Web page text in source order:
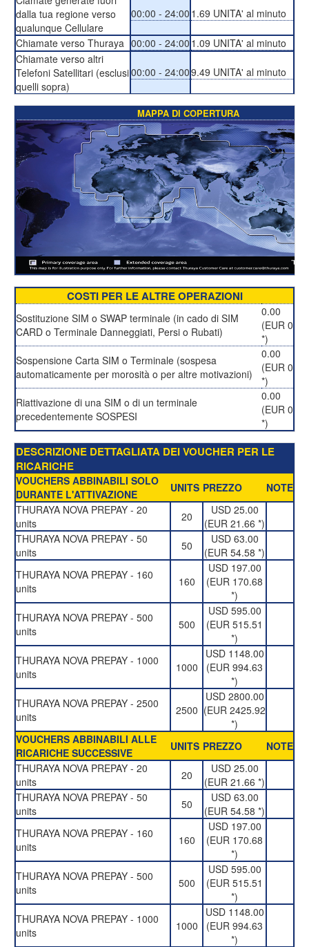
dalla tua regione verso
qualunque Cellulare
00:00 - 24:00 1.69 UNITA' al minuto
Chiamate verso Thuraya 00:00 - 24:00 1.09 UNITA' al minuto
Chiamate verso altri
Telefoni Satellitari (esclusi
quelli sopra)
00:00 - 24:009.49 UNITA' al minuto
MAPPA DI COPERTURA
COSTI PER LE ALTRE OPERAZIONI
Sostituzione SIM o SWAP terminale (in cado di SIM
CARD o Terminale Danneggiati, Persi o Rubati)
0.00
(EUR 0
*)
Sospensione Carta SIM o Terminale (sospesa
automaticamente per morosità o per altre motivazioni)
0.00
(EUR 0
*)
Riattivazione di una SIM o di un terminale
precedentemente SOSPESI
0.00
(EUR 0
*)
DESCRIZIONE DETTAGLIATA DEI VOUCHER PER LE
RICARICHE
VOUCHERS ABBINABILI SOLO
DURANTE L'ATTIVAZIONE
UNITS PREZZO
NOTE
THURAYA NOVA PREPAY - 20
units
20
USD 25.00
(EUR 21.66 *)
THURAYA NOVA PREPAY - 50
units
50
USD 63.00
(EUR 54.58 *)
THURAYA NOVA PREPAY - 160
units
160
USD 197.00
(EUR 170.68
*)
THURAYA NOVA PREPAY - 500
units
500
USD 595.00
(EUR 515.51
*)
THURAYA NOVA PREPAY - 1000
units
1000
USD 1148.00
(EUR 994.63
*)
THURAYA NOVA PREPAY - 2500
units
2500
USD 2800.00
(EUR 2425.92
*)
VOUCHERS ABBINABILI ALLE
RICARICHE SUCCESSIVE
UNITS PREZZO
NOTE
THURAYA NOVA PREPAY - 20
units
20
USD 25.00
(EUR 21.66 *)
THURAYA NOVA PREPAY - 50
units
50
USD 63.00
(EUR 54.58 *)
THURAYA NOVA PREPAY - 160
units
160
USD 197.00
(EUR 170.68
*)
THURAYA NOVA PREPAY - 500
units
500
USD 595.00
(EUR 515.51
*)
THURAYA NOVA PREPAY - 1000
units
1000
USD 1148.00
(EUR 994.63
*)